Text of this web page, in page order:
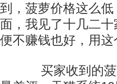
到，菠萝价格这么
面，我见了十几二
便不赚钱也好，用
买家收到的菠